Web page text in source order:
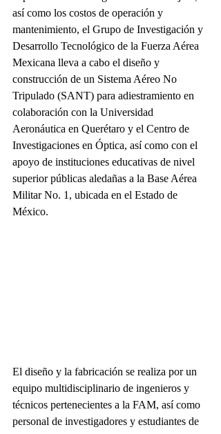
así como los costos de operación y
mantenimiento, el Grupo de Investigación y
Desarrollo Tecnológico de la Fuerza Aérea
Mexicana lleva a cabo el diseño y
construcción de un Sistema Aéreo No
Tripulado (SANT) para adiestramiento en
colaboración con la Universidad
Aeronáutica en Querétaro y el Centro de
Investigaciones en Óptica, así como con el
apoyo de instituciones educativas de nivel
superior públicas aledañas a la Base Aérea
Militar No. 1, ubicada en el Estado de
México.
El diseño y la fabricación se realiza por un
equipo multidisciplinario de ingenieros y
técnicos pertenecientes a la FAM, así como
personal de investigadores y estudiantes de